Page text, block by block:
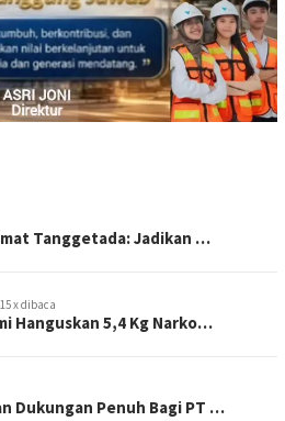
Tanggetada: Jadikan …
15 x dibaca
Hanguskan 5,4 Kg Narko…
Dukungan Penuh Bagi PT …